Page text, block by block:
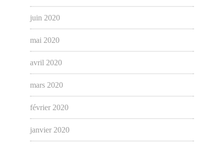
juin 2020
mai 2020
avril 2020
mars 2020
février 2020
janvier 2020